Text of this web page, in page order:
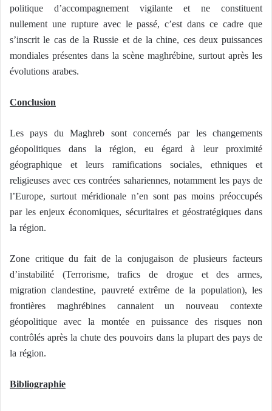
politique d’accompagnement vigilante et ne constituent
nullement une rupture avec le passé, c’est dans ce cadre que
s’inscrit le cas de la Russie et de la chine, ces deux puissances
mondiales présentes dans la scène maghrébine, surtout après les
évolutions arabes.
Conclusion
Les pays du Maghreb sont concernés par les changements
géopolitiques dans la région, eu égard à leur proximité
géographique et leurs ramifications sociales, ethniques et
religieuses avec ces contrées sahariennes, notamment les pays de
l’Europe, surtout méridionale n’en sont pas moins préoccupés
par les enjeux économiques, sécuritaires et géostratégiques dans
la région.
Zone critique du fait de la conjugaison de plusieurs facteurs
d’instabilité (Terrorisme, trafics de drogue et des armes,
migration clandestine, pauvreté extrême de la population), les
frontières maghrébines cannaient un nouveau contexte
géopolitique avec la montée en puissance des risques non
contrôlés après la chute des pouvoirs dans la plupart des pays de
la région.
Bibliographie